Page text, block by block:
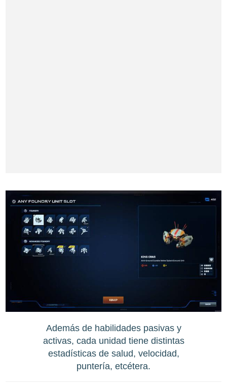
Además de habilidades pasivas y
activas, cada unidad tiene distintas
estadísticas de salud, velocidad,
puntería, etcétera.